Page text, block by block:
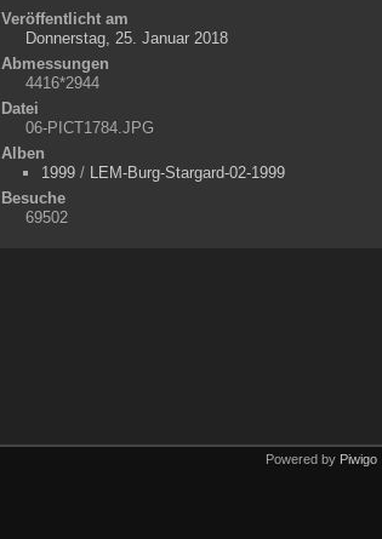
Veröffentlicht am
Donnerstag, 25. Januar 2018
Abmessungen
4416*2944
Datei
06-PICT1784.JPG
Alben
1999/ LEM-Burg-Stargard-02-1999
Besuche
69502
Powered by Piwigo